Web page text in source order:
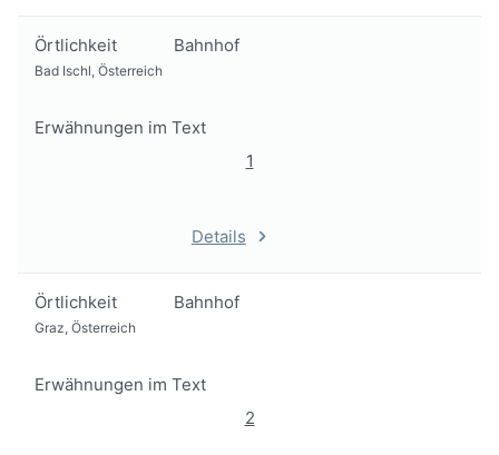
Örtlichkeit Bahnhof
Bad Ischl, Österreich
Erwähnungen im Text
1
Details
Örtlichkeit Bahnhof
Graz, Österreich
Erwähnungen im Text
2